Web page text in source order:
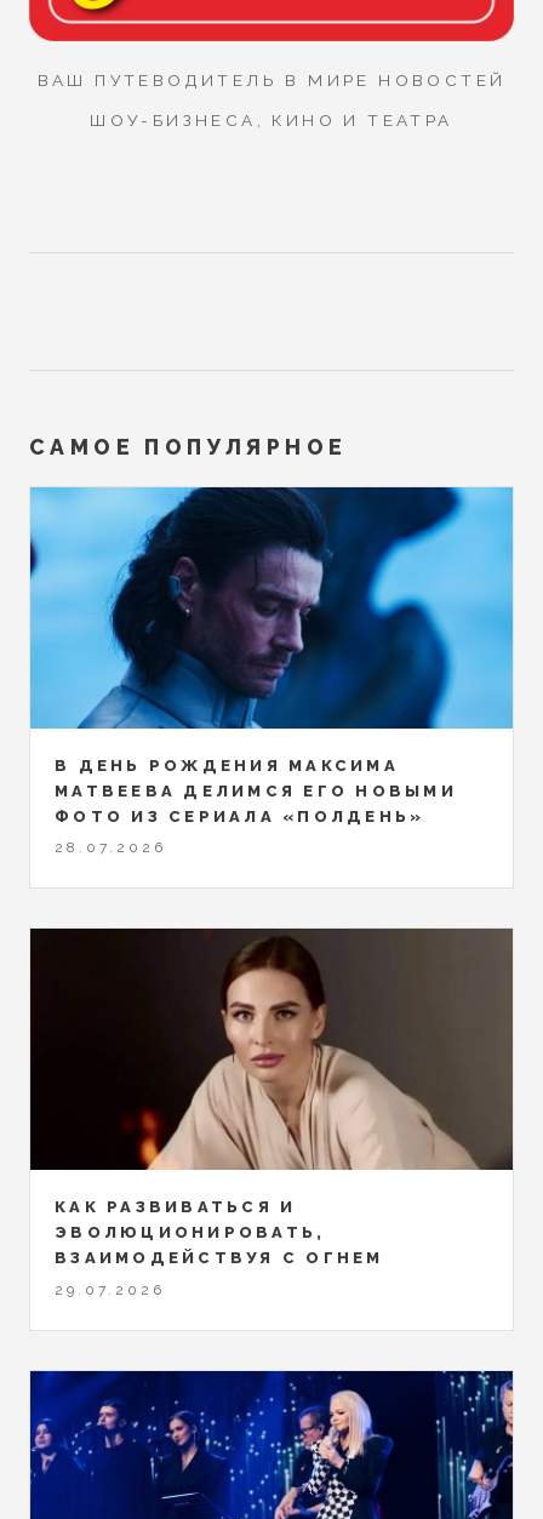
ВАШ ПУТЕВОДИТЕЛЬ В МИРЕ НОВОСТЕЙ
ШОУ-БИЗНЕСА, КИНО И ТЕАТРА
САМОЕ ПОПУЛЯРНОЕ
В ДЕНЬ РОЖДЕНИЯ МАКСИМА
МАТВЕЕВА ДЕЛИМСЯ ЕГО НОВЫМИ
ФОТО ИЗ СЕРИАЛА «ПОЛДЕНЬ»
28.07.2026
КАК РАЗВИВАТЬСЯ И
ЭВОЛЮЦИОНИРОВАТЬ,
ВЗАИМОДЕЙСТВУЯ С ОГНЕМ
29.07.2026